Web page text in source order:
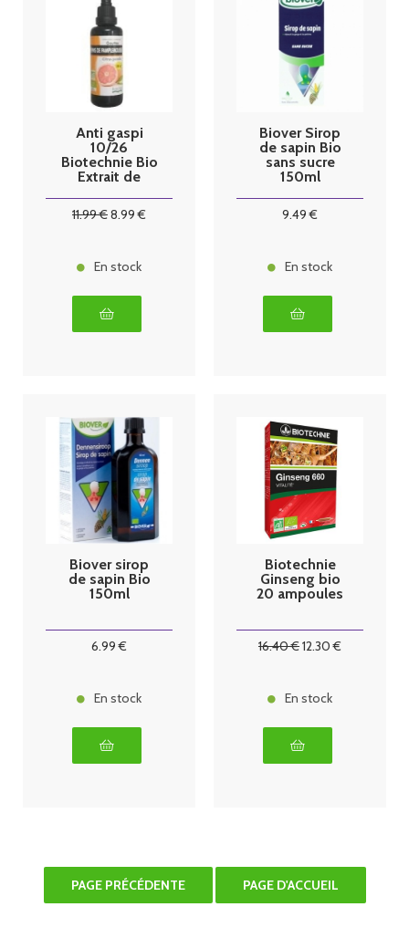
Anti gaspi
10/26
Biotechnie Bio
Extrait de
e 1200mg - 30
11.99€8.99 €
En stock
Biover Sirop
de sapin Bio
sans sucre
150ml
9.49 €
En stock
Biover sirop
de sapin Bio
150ml
6.99 €
En stock
Biotechnie
Ginseng bio
20 ampoules
16.40€12.30 €
En stock